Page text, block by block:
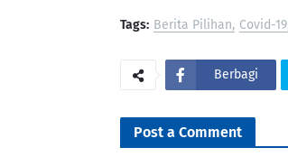
Tags: Berita Pilihan Covid-19
Berbagi
Post a Comment